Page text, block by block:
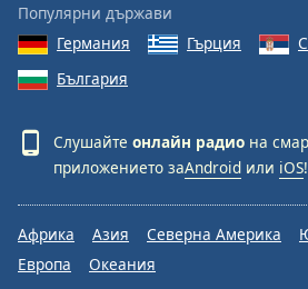
Популярни държави
Германия
Гърция
България
Слушайте онлайн радио на
приложението заAndroid или iOS!
Африка Азия Северна Америка
Европа
Океания